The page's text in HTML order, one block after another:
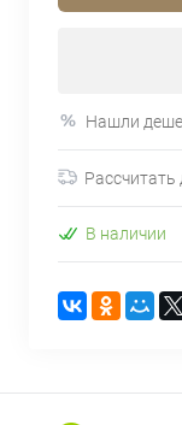
Нашли
Рассчитать
В наличии